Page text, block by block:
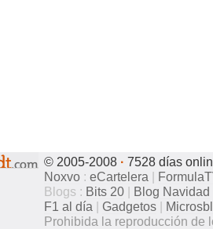
© 2005-2008 · 7528 días
Noxvo : eCartelera |
Blogs : Bits 20 | Blog Navidad
F1 al día | Gadgetos |
Prohibida la reproducción de